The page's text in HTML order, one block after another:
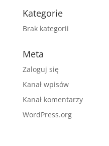
Kategorie
Brak kategorii
Meta
Zaloguj się
Kanał wpisów
Kanał komentarzy
WordPress.org